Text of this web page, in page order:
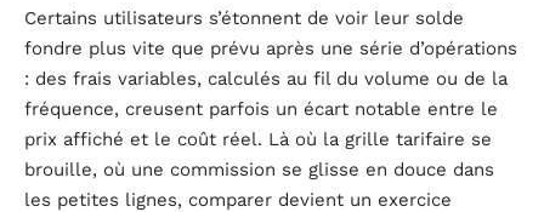
Certains utilisateurs s’étonnent de voir leur solde
fondre plus vite que prévu après une série d’opérations
: des frais variables, calculés au fil du volume ou de la
fréquence, creusent parfois un écart notable entre le
prix affiché et le coût réel. Là où la grille tarifaire se
brouille, où une commission se glisse en douce dans
les petites lignes, comparer devient un exercice